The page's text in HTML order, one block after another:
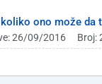
ono može
26/09/2016 Broj: